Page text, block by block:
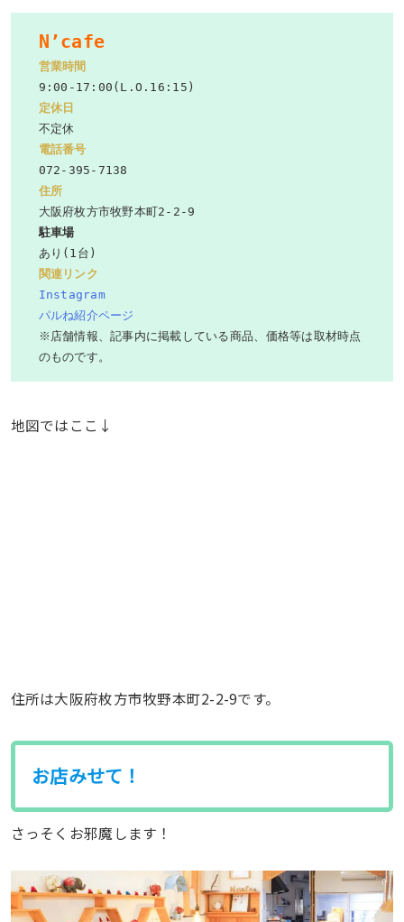
N’cafe
営業時間
定休日
電話番号
住所
駐車場
関連リンク
Instagram
パルね紹介ページ
※店舗情報、記事内に掲載している商品、価格等は取材時点
のものです。
地図ではここ↓
住所は大阪府枚方市牧野本町2-2-9です。
お店みせて！
さっそくお邪魔します！